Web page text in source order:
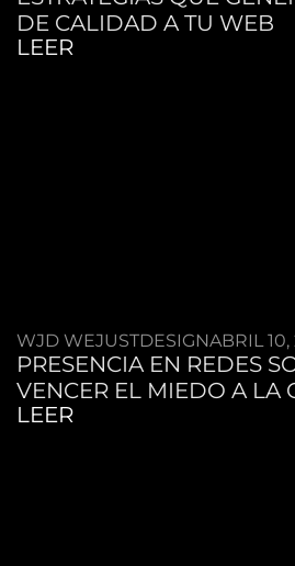
DE CALIDAD A TU WEB
LEER
WJD WEJUSTDESIGNABRIL
PRESENCIA EN REDES
VENCER EL MIEDO A LA
LEER